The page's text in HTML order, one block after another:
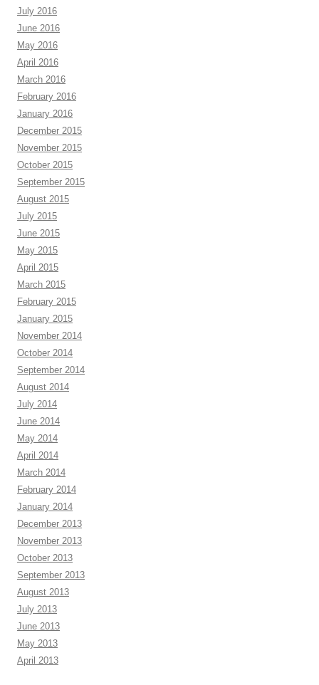
July 2016
June 2016
May 2016
April 2016
March 2016
February 2016
January 2016
December 2015
November 2015
October 2015
September 2015
August 2015
July 2015
June 2015
May 2015
April 2015
March 2015
February 2015
January 2015
November 2014
October 2014
September 2014
August 2014
July 2014
June 2014
May 2014
April 2014
March 2014
February 2014
January 2014
December 2013
November 2013
October 2013
September 2013
August 2013
July 2013
June 2013
May 2013
April 2013